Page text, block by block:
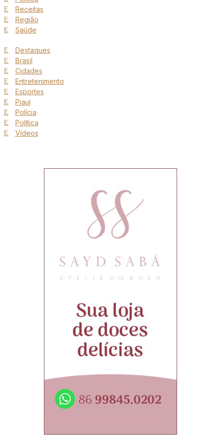
Receitas
Região
Saúde
Destaques
Brasil
Cidades
Entretenimento
Esportes
Piauí
Polícia
Política
Vídeos